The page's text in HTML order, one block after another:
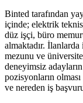
Binted tarafından
içinde; elektrik
düz işçi, büro
almaktadır.
mezunu ve
deneyimsiz adayların
pozisyonların
ve nereden iş